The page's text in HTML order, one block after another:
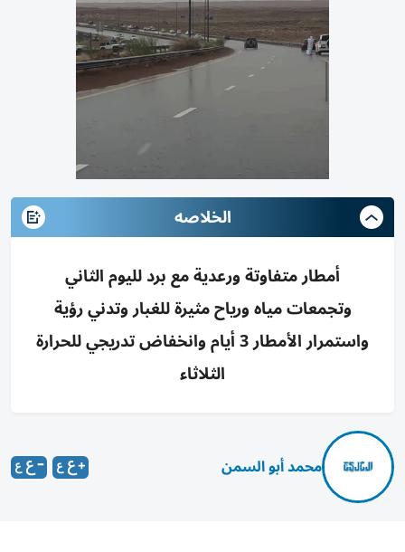
الخلاصه
أمطار متفاوتة ورعدية مع برد لليوم الثاني
وتجمعات مياه ورياح مثيرة للغبار وتدني رؤية
واستمرار الأمطار 3 أيام وانخفاض تدريجي للحرارة
الثلاثاء
محمد أبو السمن